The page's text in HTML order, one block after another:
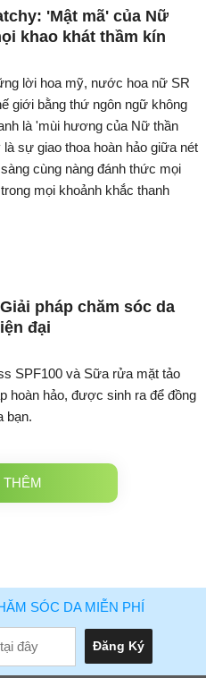
'Mật mã' của Nữ
khao khát thầm kín
lời hoa mỹ, nước hoa nữ SR
giới bằng thứ ngôn ngữ không
là 'mùi hương của Nữ thần
sự giao thoa hoàn hảo giữa nét
cùng nàng đánh thức mọi
mọi khoảnh khắc thanh
pháp chăm sóc da
đại
SPF100 và Sữa rửa mặt tảo
hoàn hảo, được sinh ra để đồng
bạn.
THÊM
SÓC DA MIỄN PHÍ